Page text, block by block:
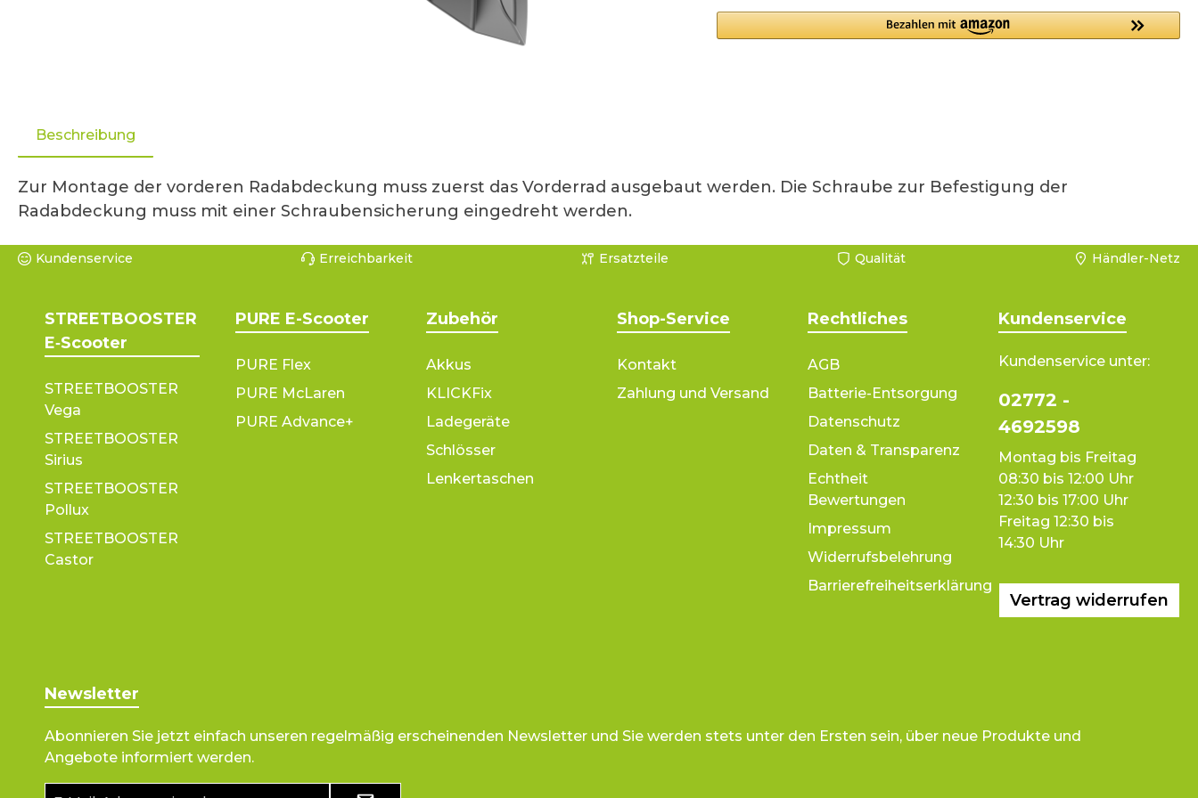
Beschreibung
Zur Montage der vorderen Radabdeckung muss zuerst das Vorderrad ausgebaut werden. Die Schraube zur Befestigung der
Radabdeckung muss mit einer Schraubensicherung eingedreht werden.
Kundenservice Erreichbarkeit Ersatzteile Qualität Händler-Netz
STREETBOOSTER
E‑Scooter
STREETBOOSTER
Vega
STREETBOOSTER
Sirius
STREETBOOSTER
Pollux
STREETBOOSTER
Castor
PURE E-Scooter
PURE Flex
PURE McLaren
PURE Advance+
Zubehör
Akkus
KLICKFix
Ladegeräte
Schlösser
Lenkertaschen
Shop-Service
Kontakt
Zahlung und Versand
Rechtliches
AGB
Batterie-Entsorgung
Datenschutz
Daten & Transparenz
Echtheit
Bewertungen
Impressum
Widerrufsbelehrung
Barrierefreiheitserklärung
Kundenservice
Kundenservice unter:
02772 -
4692598
Montag bis Freitag
08:30 bis 12:00 Uhr
12:30 bis 17:00 Uhr
Freitag 12:30 bis
14:30 Uhr
Vertrag widerrufen
Newsletter
Abonnieren Sie jetzt einfach unseren regelmäßig erscheinenden Newsletter und Sie werden stets unter den Ersten sein, über neue Produkte und
Angebote informiert werden.